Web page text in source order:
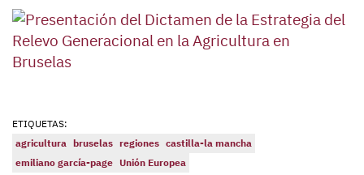
ETIQUETAS:
agricultura bruselas regiones castilla-la mancha
emiliano garcía-page Unión Europea